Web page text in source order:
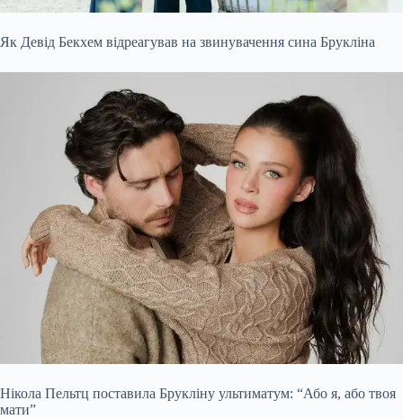
Як Девід Бекхем відреагував на звинувачення сина Брукліна
Нікола Пельтц поставила Брукліну ультиматум: “Або я, або твоя
мати”